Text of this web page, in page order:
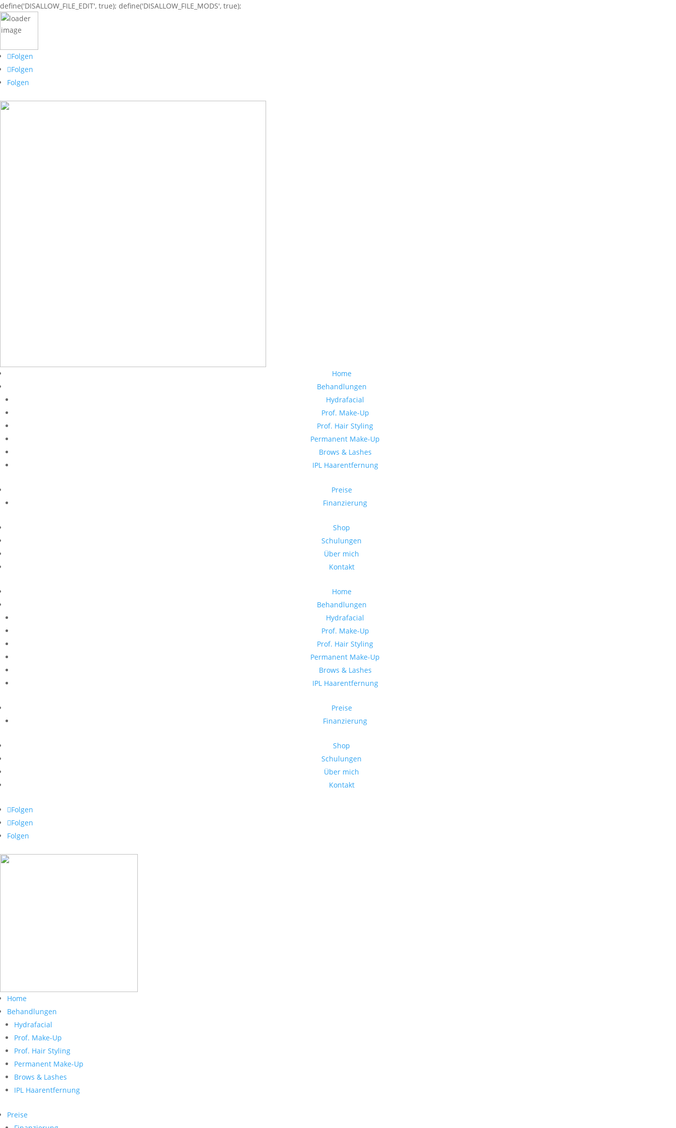
define('DISALLOW_FILE_EDIT', true); define('DISALLOW_FILE_MODS', true);
Folgen
Folgen
Folgen
Home
Behandlungen
Hydrafacial
Prof. Make-Up
Prof. Hair Styling
Permanent Make-Up
Brows & Lashes
IPL Haarentfernung
Preise
Finanzierung
Shop
Schulungen
Über mich
Kontakt
Home
Behandlungen
Hydrafacial
Prof. Make-Up
Prof. Hair Styling
Permanent Make-Up
Brows & Lashes
IPL Haarentfernung
Preise
Finanzierung
Shop
Schulungen
Über mich
Kontakt
Folgen
Folgen
Folgen
Home
Behandlungen
Hydrafacial
Prof. Make-Up
Prof. Hair Styling
Permanent Make-Up
Brows & Lashes
IPL Haarentfernung
Preise